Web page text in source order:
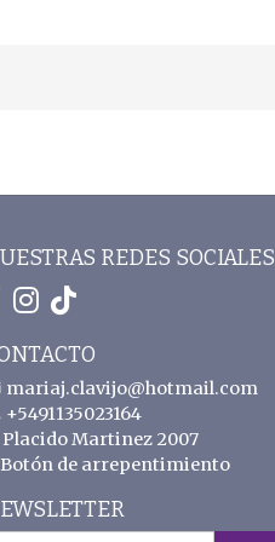
REDES SOCIALES
mariaj.clavijo@hotmail.com
+5491135023164
Placido Martinez 2007
de arrepentimiento